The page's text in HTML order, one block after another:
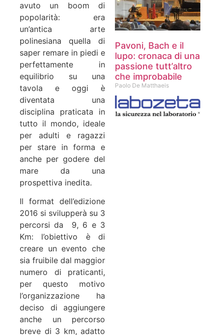
avuto un boom di
popolarità: era
un’antica arte
polinesiana quella di
saper remare in piedi e
perfettamente in
equilibrio su una
tavola e oggi è
diventata una
disciplina praticata in
tutto il mondo, ideale
per adulti e ragazzi
per stare in forma e
anche per godere del
mare da una
prospettiva inedita.
Il format dell’edizione
2016 si svilupperà su 3
percorsi da 9, 6 e 3
Km: l’obiettivo è di
creare un evento che
sia fruibile dal maggior
numero di praticanti,
per questo motivo
l’organizzazione ha
deciso di aggiungere
anche un percorso
breve di 3 km, adatto
Pavoni, Bach e il
lupo: cronaca di una
passione tutt’altro
che improbabile
Paolo De Matthaeis